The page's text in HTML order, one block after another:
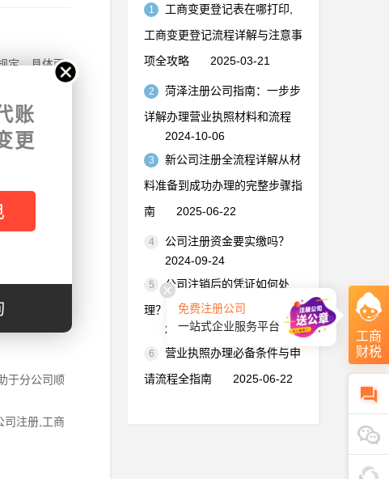
定。具体而
须在名称后
并需在名
正当竞
名称库，
于分公司顺
司注册,工商
1
工商变更登记表在哪打印,
工商变更登记流程详解与注意事
项全攻略
2025-03-21
2
菏泽注册公司指南：一步步
详解办理营业执照材料和流程
2024-10-06
3
新公司注册全流程详解从材
料准备到成功办理的完整步骤指
南
2025-06-22
4
公司注册资金要实缴吗？
2024-09-24
5
公司注销后的凭证如何处
理？手把手教你妥善保管
2024-06-03
6
营业执照办理必备条件与申
请流程全指南
2025-06-22
工商
财税
免费注册公司
一站式企业服务平台
账
更